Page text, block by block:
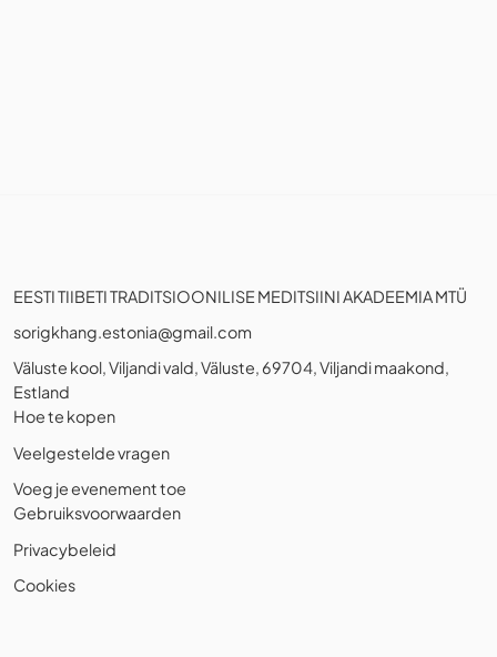
EESTI TIIBETI TRADITSIOONILISE MEDITSIINI AKADEEMIA MTÜ
sorigkhang.estonia@gmail.com
Väluste kool, Viljandi vald, Väluste, 69704, Viljandi maakond,
Estland
Hoe te kopen
Veelgestelde vragen
Voeg je evenement toe
Gebruiksvoorwaarden
Privacybeleid
Cookies